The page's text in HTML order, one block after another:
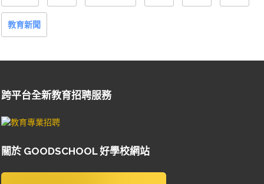
教育新聞
跨平台全新教育招聘服務
關於 GOODSCHOOL 好學校網站